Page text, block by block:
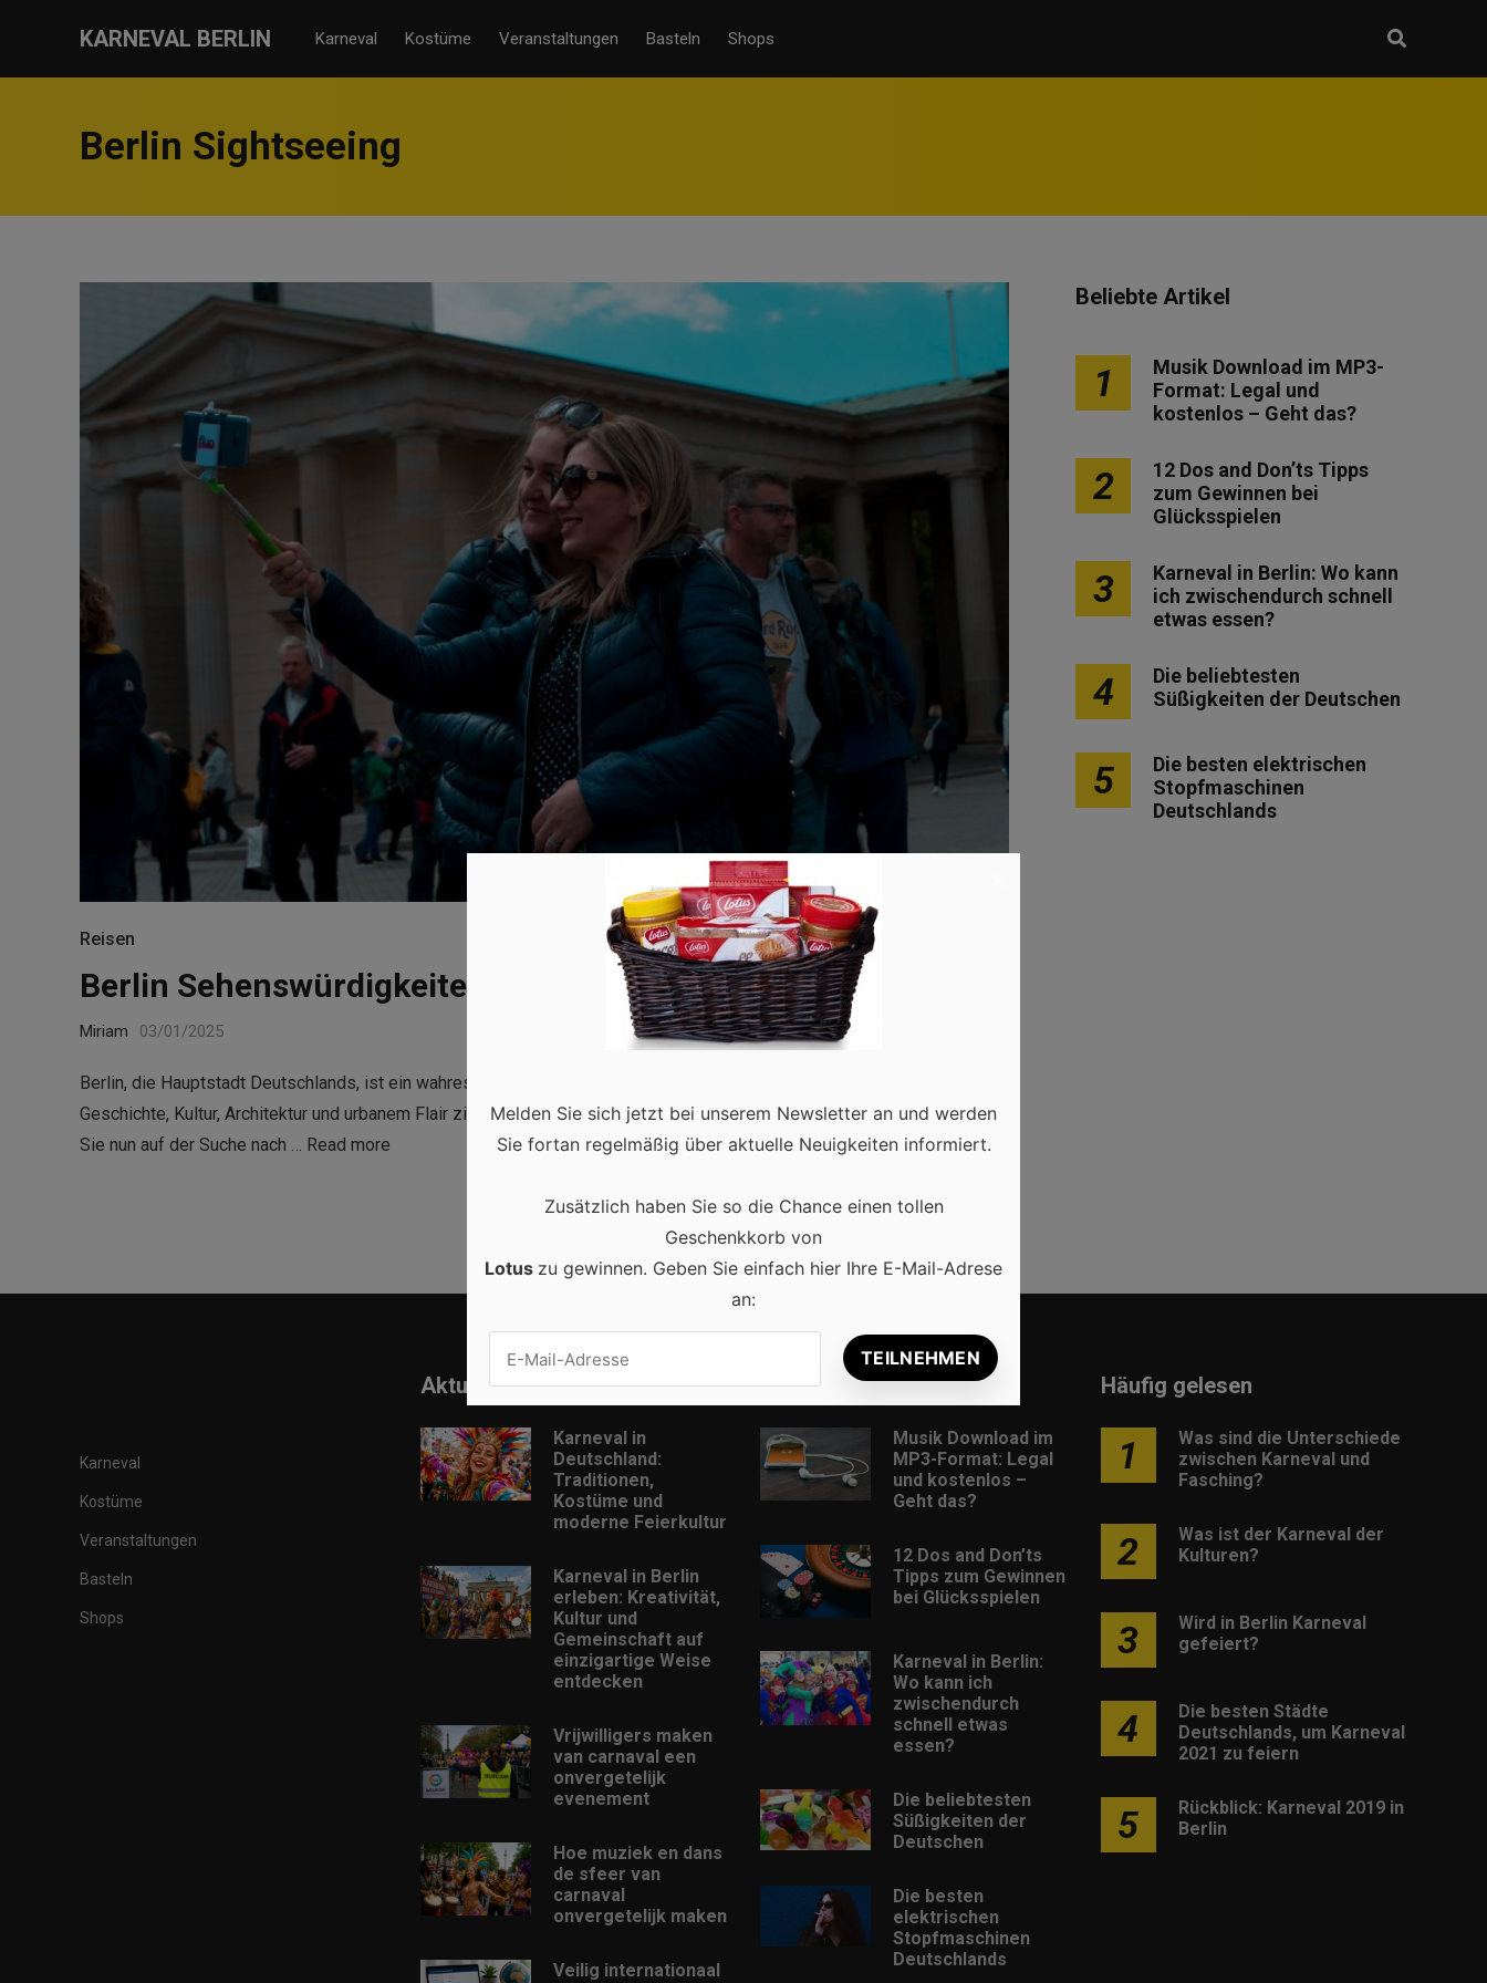
KARNEVAL BERLIN Karneval Kostüme Veranstaltungen Basteln Shops
Berlin Sightseeing
Reisen
Berlin Sehenswürdigkeiten – Liste mit den Top Orten
Miriam 03/01/2025
Berlin, die Hauptstadt Deutschlands, ist ein wahres Paradies für Entdecker. Mit einer faszinierenden Mischung aus
Geschichte, Kultur, Architektur und urbanem Flair zieht die Stadt jedes Jahr Millionen von Besuchern aus aller Welt an. Ob
Sie nun auf der Suche nach … Read more
Beliebte Artikel
1
Musik Download im MP3-
Format: Legal und
kostenlos – Geht das?
2
12 Dos and Don’ts Tipps
zum Gewinnen bei
Glücksspielen
3
Karneval in Berlin: Wo kann
ich zwischendurch schnell
etwas essen?
4
Die beliebtesten
Süßigkeiten der Deutschen
5
Die besten elektrischen
Stopfmaschinen
Deutschlands
Karneval
Kostüme
Veranstaltungen
Basteln
Shops
Aktuell
Karneval in
Deutschland:
Traditionen,
Kostüme und
moderne Feierkultur
Karneval in Berlin
erleben: Kreativität,
Kultur und
Gemeinschaft auf
einzigartige Weise
entdecken
Vrijwilligers maken
van carnaval een
onvergetelijk
evenement
Hoe muziek en dans
de sfeer van
carnaval
onvergetelijk maken
Veilig internationaal
Beliebt
Musik Download im
MP3-Format: Legal
und kostenlos –
Geht das?
12 Dos and Don’ts
Tipps zum Gewinnen
bei Glücksspielen
Karneval in Berlin:
Wo kann ich
zwischendurch
schnell etwas
essen?
Die beliebtesten
Süßigkeiten der
Deutschen
Die besten
elektrischen
Stopfmaschinen
Deutschlands
Häufig gelesen
1
Was sind die Unterschiede
zwischen Karneval und
Fasching?
2
Was ist der Karneval der
Kulturen?
3
Wird in Berlin Karneval
gefeiert?
4
Die besten Städte
Deutschlands, um Karneval
2021 zu feiern
5
Rückblick: Karneval 2019 in
Berlin
Melden Sie sich jetzt bei unserem Newsletter an und werden
Sie fortan regelmäßig über aktuelle Neuigkeiten informiert.
Zusätzlich haben Sie so die Chance einen tollen
Geschenkkorb von
Lotus zu gewinnen. Geben Sie einfach hier Ihre E-Mail-Adrese
an: